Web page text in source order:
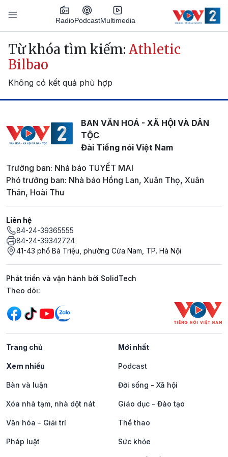
Nhảy đến nội dung
RadioPodcastMultimedia
Main navigation
Từ khóa tìm kiếm: Athletic
Bilbao
Không có kết quả phù hợp
BAN VĂN HOÁ - XÃ HỘI VÀ DÂN
TỘC
Đài Tiếng nói Việt Nam
Trưởng ban: Nhà báo TUYẾT MAI
Phó trưởng ban: Nhà báo Hồng Lan, Xuân Thọ, Xuân
Thân, Hoài Thu
Liên hệ
84-24-39365555
84-24-39342724
41-43 phố Bà Triệu, phường Cửa Nam, TP. Hà Nội
Phát triển và vận hành bởi SolidTech
Mạng xã hội
Theo dõi:
Trang chủ Mới nhất
Xem nhiều Podcast
Bàn và luận Đời sống - Xã hội
Xóa nhà tạm, nhà dột nát Giáo dục - Đào tạo
Văn hóa - Giải trí Thể thao
Pháp luật Sức khỏe